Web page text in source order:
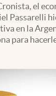
el
Passarelli
en la
para